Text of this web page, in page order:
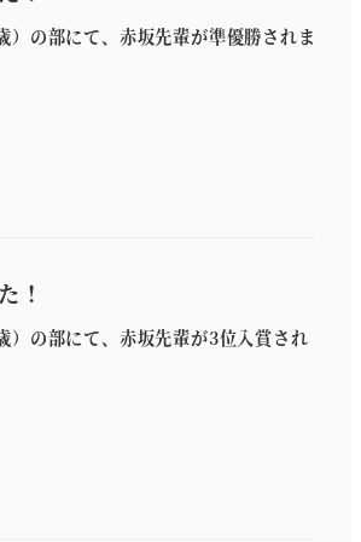
の部にて、赤坂先輩が準優勝されま
！
の部にて、赤坂先輩が3位入賞され